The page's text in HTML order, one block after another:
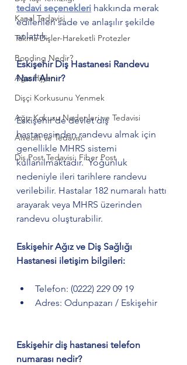
Kanal Tedavisi
Takma Dişler-Hareketli Protezler
Bonding Nedir?
Ağız Hijyeni
Dişçi Korkusunu Yenmek
Ağız Kokusu Nedenleri ve Tedavisi
Alveolit ve Tedavisi
Diş Post Tedavisi: Fiber Post
tedavi seçenekleri hakkında merak
edilenleri sade ve anlaşılır şekilde
anlattık.
Eskişehir Diş Hastanesi Randevu
Nasıl Alınır?
Eskişehir’de devlet diş
hastanesinden randevu almak için
genellikle MHRS sistemi
kullanılmaktadır.  Yoğunluk
nedeniyle ileri tarihlere randevu
verilebilir. Hastalar 182 numaralı hattı
arayarak veya MHRS üzerinden
randevu oluşturabilir.
Eskişehir Ağız ve Diş Sağlığı
Hastanesi iletişim bilgileri:
Telefon: (0222) 229 09 19
Adres: Odunpazarı / Eskişehir
Eskişehir diş hastanesi telefon
numarası nedir?